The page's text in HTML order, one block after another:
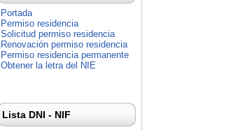
Portada
Permiso residencia
Solicitud permiso residencia
Renovación permiso residencia
Permiso residencia permanente
Obtener la letra del NIE
Lista DNI - NIF